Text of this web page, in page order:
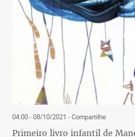
04:00 - 08/10/2021 - Compartilhe
Primeiro livro infantil de